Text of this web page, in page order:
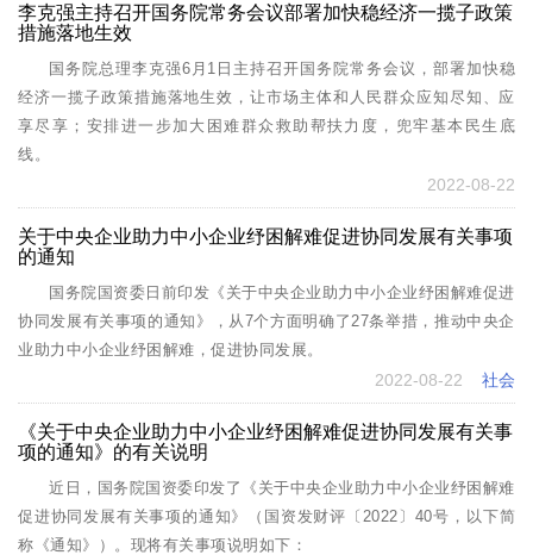
李克强主持召开国务院常务会议部署加快稳经济一揽子政策
措施落地生效
国务院总理李克强6月1日主持召开国务院常务会议，部署加快稳
经济一揽子政策措施落地生效，让市场主体和人民群众应知尽知、应
享尽享；安排进一步加大困难群众救助帮扶力度，兜牢基本民生底
线。
2022-08-22
关于中央企业助力中小企业纾困解难促进协同发展有关事项
的通知
国务院国资委日前印发《关于中央企业助力中小企业纾困解难促进
协同发展有关事项的通知》，从7个方面明确了27条举措，推动中央企
业助力中小企业纾困解难，促进协同发展。
社会
2022-08-22
《关于中央企业助力中小企业纾困解难促进协同发展有关事
项的通知》的有关说明
近日，国务院国资委印发了《关于中央企业助力中小企业纾困解难
促进协同发展有关事项的通知》（国资发财评〔2022〕40号，以下简
称《通知》）。现将有关事项说明如下：